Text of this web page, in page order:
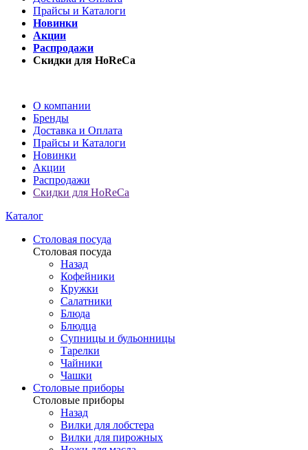
Прайсы и Каталоги
Новинки
Акции
Распродажи
Скидки для HoReCa
О компании
Бренды
Доставка и Оплата
Прайсы и Каталоги
Новинки
Акции
Распродажи
Скидки для HoReCa
Каталог
Столовая посуда
Столовая посуда
Назад
Кофейники
Кружки
Салатники
Блюда
Блюдца
Супницы и бульонницы
Тарелки
Чайники
Чашки
Cтоловые приборы
Cтоловые приборы
Назад
Вилки для лобстера
Вилки для пирожных